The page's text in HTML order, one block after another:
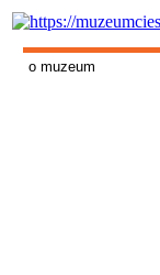
o muzeum